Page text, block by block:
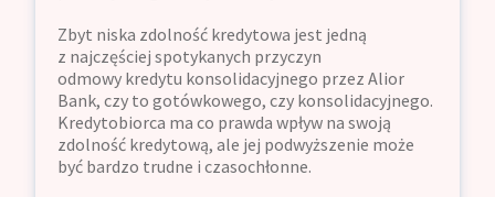
Zbyt niska zdolność kredytowa jest jedną
z najczęściej spotykanych przyczyn
odmowy kredytu konsolidacyjnego przez Alior
Bank, czy to gotówkowego, czy konsolidacyjnego.
Kredytobiorca ma co prawda wpływ na swoją
zdolność kredytową, ale jej podwyższenie może
być bardzo trudne i czasochłonne.